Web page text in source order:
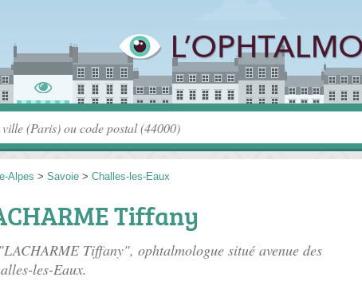
Alpes > Savoie > Challes-les-Eaux
Tiffany
Tiffany", ophtalmologue situé avenue des
les-Eaux.